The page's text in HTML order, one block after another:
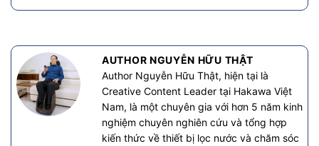
AUTHOR NGUYỄN HỮU THẬT
Author Nguyễn Hữu Thật, hiện tại là
Creative Content Leader tại Hakawa Việt
Nam, là một chuyên gia với hơn 5 năm kinh
nghiệm chuyên nghiên cứu và tổng hợp
kiến thức về thiết bị lọc nước và chăm sóc